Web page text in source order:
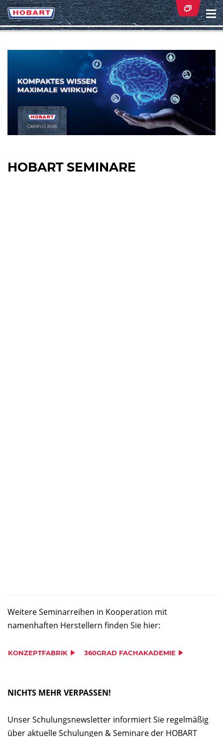
HOBART SEMINARE
Weitere Seminarreihen in Kooperation mit
namenhaften Herstellern finden Sie hier:
KONZEPTFABRIK 360GRAD FACHAKADEMIE
NICHTS MEHR VERPASSEN!
Unser Schulungsnewsletter informiert Sie regelmäßig
über aktuelle Schulungen & Seminare der HOBART